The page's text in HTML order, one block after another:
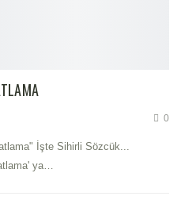
0
İşte Sihirli Sözcük...
ya…